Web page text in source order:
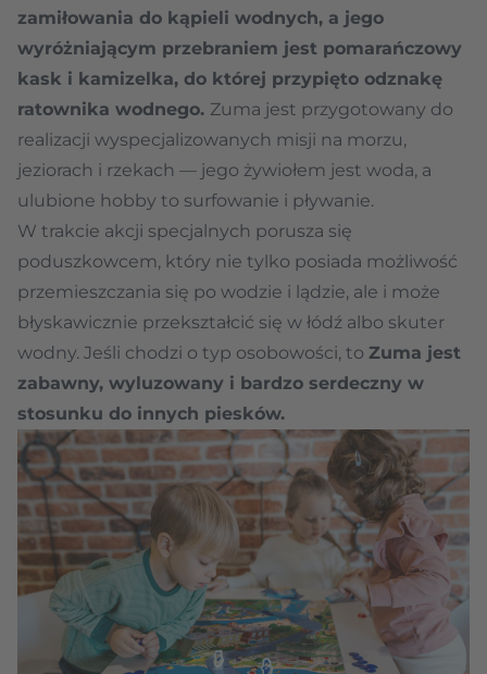
zamiłowania do kąpieli wodnych, a jego
wyróżniającym przebraniem jest pomarańczowy
kask i kamizelka, do której przypięto odznakę
ratownika wodnego. Zuma jest przygotowany do
realizacji wyspecjalizowanych misji na morzu,
jeziorach i rzekach — jego żywiołem jest woda, a
ulubione hobby to surfowanie i pływanie.
W trakcie akcji specjalnych porusza się
poduszkowcem, który nie tylko posiada możliwość
przemieszczania się po wodzie i lądzie, ale i może
błyskawicznie przekształcić się w łódź albo skuter
wodny. Jeśli chodzi o typ osobowości, to Zuma jest
zabawny, wyluzowany i bardzo serdeczny w
stosunku do innych piesków.